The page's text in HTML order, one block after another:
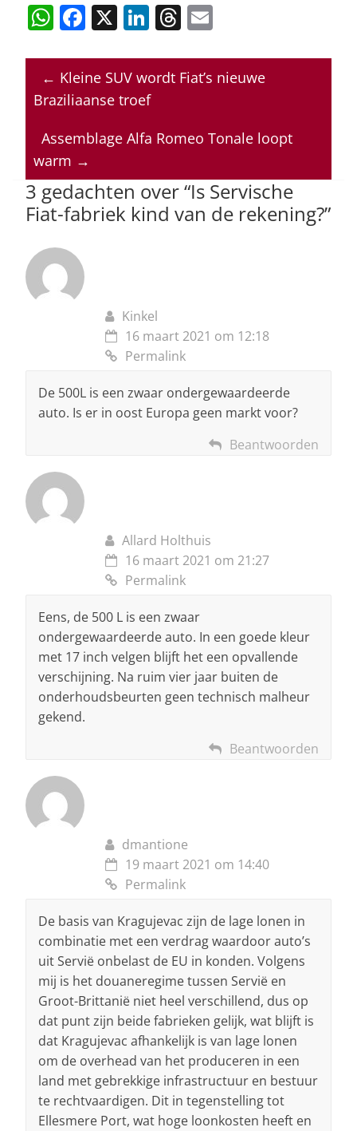
W
at
s
p
p
F
c
e
o
o
k
X Li
k
e
n
T
re
a
s
ai
l
← Kleine SUV wordt Fiat’s nieuwe
Braziliaanse troef
Assemblage Alfa Romeo Tonale loopt
warm →
3 gedachten over “Is Servische
Fiat-fabriek kind van de rekening?”
Kinkel
16 maart 2021 om 12:18
Permalink
De 500L is een zwaar ondergewaardeerde
auto. Is er in oost Europa geen markt voor?
Beantwoorden
Allard Holthuis
16 maart 2021 om 21:27
Permalink
Eens, de 500 L is een zwaar
ondergewaardeerde auto. In een goede kleur
met 17 inch velgen blijft het een opvallende
verschijning. Na ruim vier jaar buiten de
onderhoudsbeurten geen technisch malheur
gekend.
Beantwoorden
dmantione
19 maart 2021 om 14:40
Permalink
De basis van Kragujevac zijn de lage lonen in
combinatie met een verdrag waardoor auto’s
uit Servië onbelast de EU in konden. Volgens
mij is het douaneregime tussen Servië en
Groot-Brittanië niet heel verschillend, dus op
dat punt zijn beide fabrieken gelijk, wat blijft is
dat Kragujevac afhankelijk is van lage lonen
om de overhead van het produceren in een
land met gebrekkige infrastructuur en bestuur
te rechtvaardigen. Dit in tegenstelling tot
Ellesmere Port, wat hoge loonkosten heeft en